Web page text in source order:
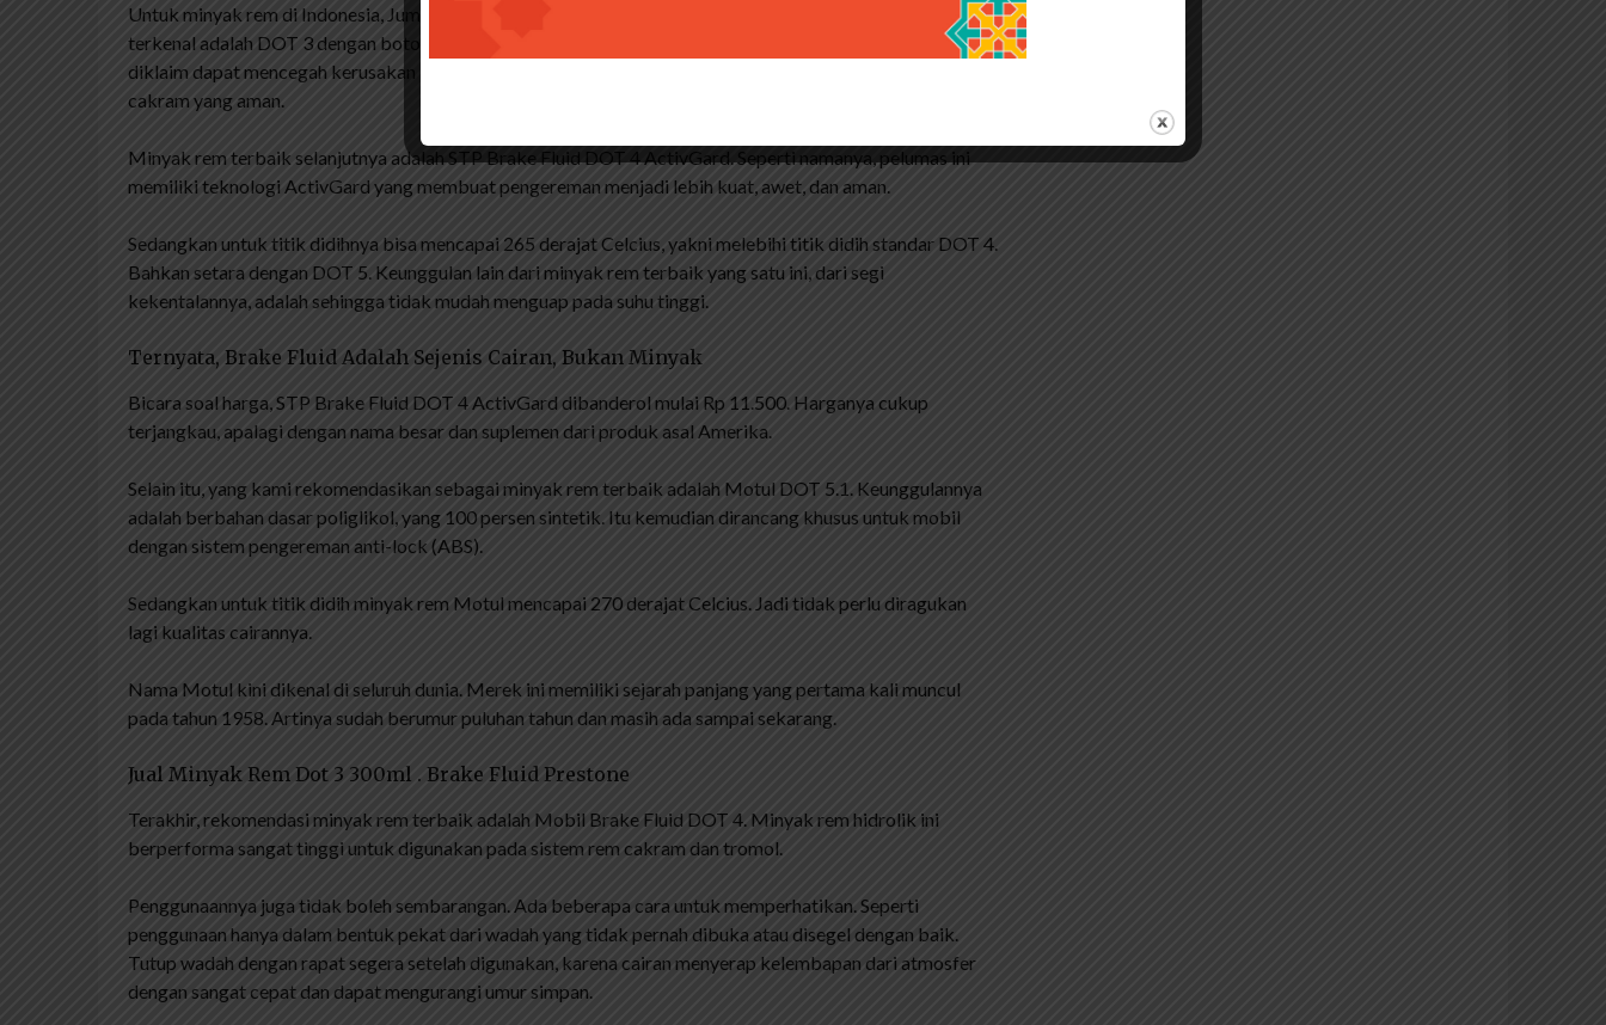
Untuk minyak rem di Indonesia, Jumbo memiliki dua produk yaitu DOT 3 dan DOT 4. Namun yang paling
terkenal adalah DOT 3 dengan botol berwarna biru. Tersedia dalam kemasan 300ml dan 500ml. Cairan ini
diklaim dapat mencegah kerusakan bantalan rem dan karat sekaligus memberikan pengereman drum dan
cakram yang aman.
Minyak rem terbaik selanjutnya adalah STP Brake Fluid DOT 4 ActivGard. Seperti namanya, pelumas ini
memiliki teknologi ActivGard yang membuat pengereman menjadi lebih kuat, awet, dan aman.
Sedangkan untuk titik didihnya bisa mencapai 265 derajat Celcius, yakni melebihi titik didih standar DOT 4.
Bahkan setara dengan DOT 5. Keunggulan lain dari minyak rem terbaik yang satu ini, dari segi
kekentalannya, adalah sehingga tidak mudah menguap pada suhu tinggi.
Ternyata, Brake Fluid Adalah Sejenis Cairan, Bukan Minyak
Bicara soal harga, STP Brake Fluid DOT 4 ActivGard dibanderol mulai Rp 11.500. Harganya cukup
terjangkau, apalagi dengan nama besar dan suplemen dari produk asal Amerika.
Selain itu, yang kami rekomendasikan sebagai minyak rem terbaik adalah Motul DOT 5.1. Keunggulannya
adalah berbahan dasar poliglikol, yang 100 persen sintetik. Itu kemudian dirancang khusus untuk mobil
dengan sistem pengereman anti-lock (ABS).
Sedangkan untuk titik didih minyak rem Motul mencapai 270 derajat Celcius. Jadi tidak perlu diragukan
lagi kualitas cairannya.
Nama Motul kini dikenal di seluruh dunia. Merek ini memiliki sejarah panjang yang pertama kali muncul
pada tahun 1958. Artinya sudah berumur puluhan tahun dan masih ada sampai sekarang.
Jual Minyak Rem Dot 3 300ml . Brake Fluid Prestone
Terakhir, rekomendasi minyak rem terbaik adalah Mobil Brake Fluid DOT 4. Minyak rem hidrolik ini
berperforma sangat tinggi untuk digunakan pada sistem rem cakram dan tromol.
Penggunaannya juga tidak boleh sembarangan. Ada beberapa cara untuk memperhatikan. Seperti
penggunaan hanya dalam bentuk pekat dari wadah yang tidak pernah dibuka atau disegel dengan baik.
Tutup wadah dengan rapat segera setelah digunakan, karena cairan menyerap kelembapan dari atmosfer
dengan sangat cepat dan dapat mengurangi umur simpan.